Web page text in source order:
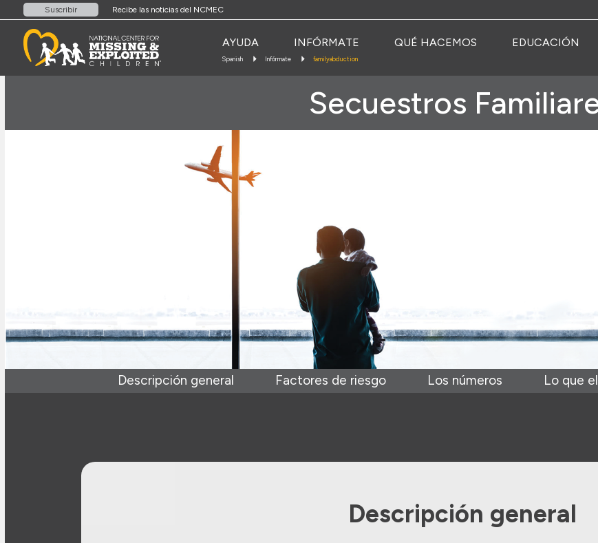
Suscribir Recibe las noticias del NCMEC
AYUDA INFÓRMATE QUÉ HACEMOS EDUCACIÓN
Spanish Infórmate familyabduction
Secuestros
Descripción general Factores de riesgo Los números Lo que
Descripción general